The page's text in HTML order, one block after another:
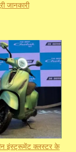
जानकारी
इंस्ट्रूमेंट क्लस्टर के